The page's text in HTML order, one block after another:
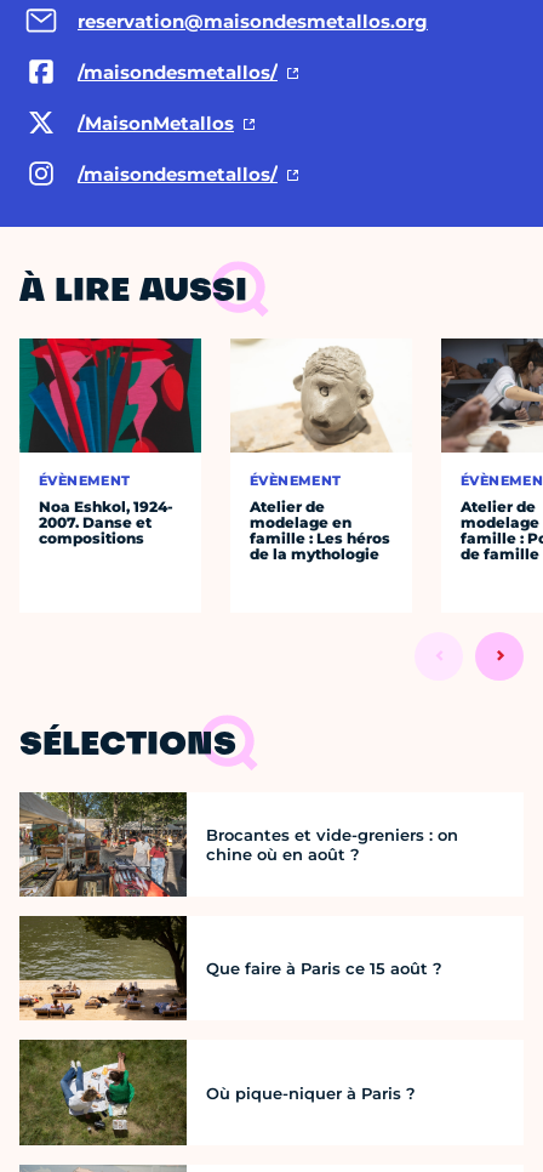
reservation@maisondesmetallos.org
/maisondesmetallos/
/MaisonMetallos
/maisondesmetallos/
À LIRE AUSSI
ÉVÈNEMENT
Noa Eshkol, 1924-
2007. Danse et
compositions
ÉVÈNEMENT
Atelier de
modelage en
famille : Les héros
de la mythologie
Atelier de
modelage
famille :
de famille
SÉLECTIONS
Brocantes et vide-greniers : on
chine où en août ?
Que faire à Paris ce 15 août ?
Où pique-niquer à Paris ?